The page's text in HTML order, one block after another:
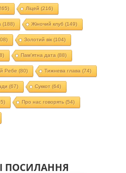
Ліцей (216)
(188) Жіночий клуб (149)
Золотий вік(104)
Пам'ятна дата (88)
Ребе (80) Тижнева глава (74)
(67) Суккот (64)
Про нас говорять (54)
ПОСИЛАННЯ